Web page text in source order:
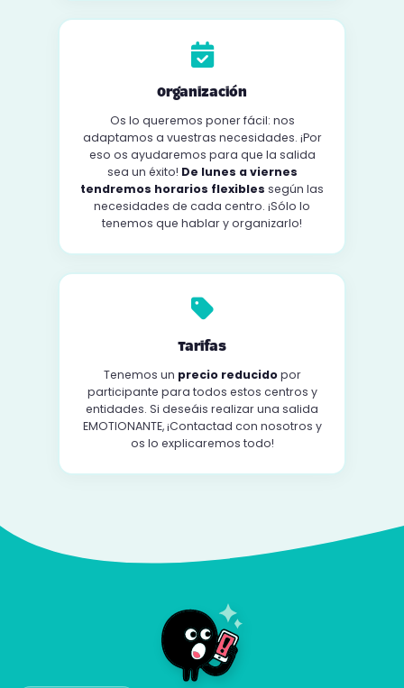
Organización
Os lo queremos poner fácil: nos
adaptamos a vuestras necesidades. ¡Por
eso os ayudaremos para que la salida
sea un éxito! De lunes a viernes
tendremos horarios flexibles según las
necesidades de cada centro. ¡Sólo lo
tenemos que hablar y organizarlo!
Tarifas
Tenemos un precio reducidopor
participante para todos estos centros y
entidades. Si deseáis realizar una salida
EMOTIONANTE, ¡Contactad con nosotros y
os lo explicaremos todo!